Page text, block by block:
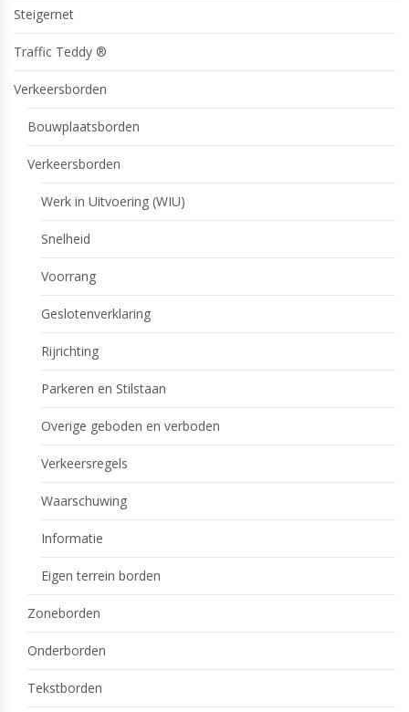
Steigernet
Traffic Teddy ®
Verkeersborden
Bouwplaatsborden
Verkeersborden
Werk in Uitvoering (WIU)
Snelheid
Voorrang
Geslotenverklaring
Rijrichting
Parkeren en Stilstaan
Overige geboden en verboden
Verkeersregels
Waarschuwing
Informatie
Eigen terrein borden
Zoneborden
Onderborden
Tekstborden